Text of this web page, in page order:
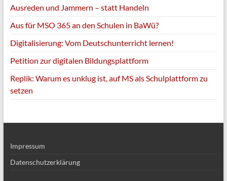
Ausreden und Jammern – statt Handeln
Aus für MSO 365 an den Schulen in BaWü?
Digitalisierung: Vom Deutschunterricht lernen!
Petition zur digitalen Bildungsplattform
Replik: Warum es unklug ist, auf MS als Schulplattform zu
setzen
Impressum
Datenschutzerklärung